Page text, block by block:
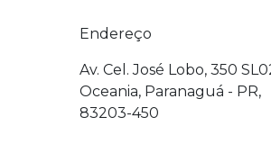
Endereço
Av. Cel. José Lobo, 350
Oceania, Paranaguá - PR,
83203-450